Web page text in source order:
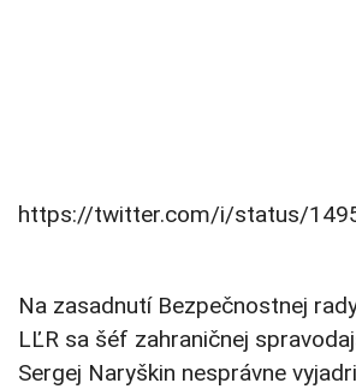
https://twitter.com/i/status/
Na zasadnutí Bezpečnostnej
LĽR sa šéf zahraničnej
Sergej Naryškin nesprávne